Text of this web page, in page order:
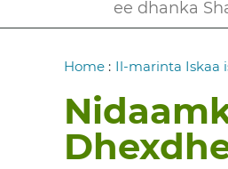
ee dhanka
Breadcrumb
Home : Il-marinta Iskaa